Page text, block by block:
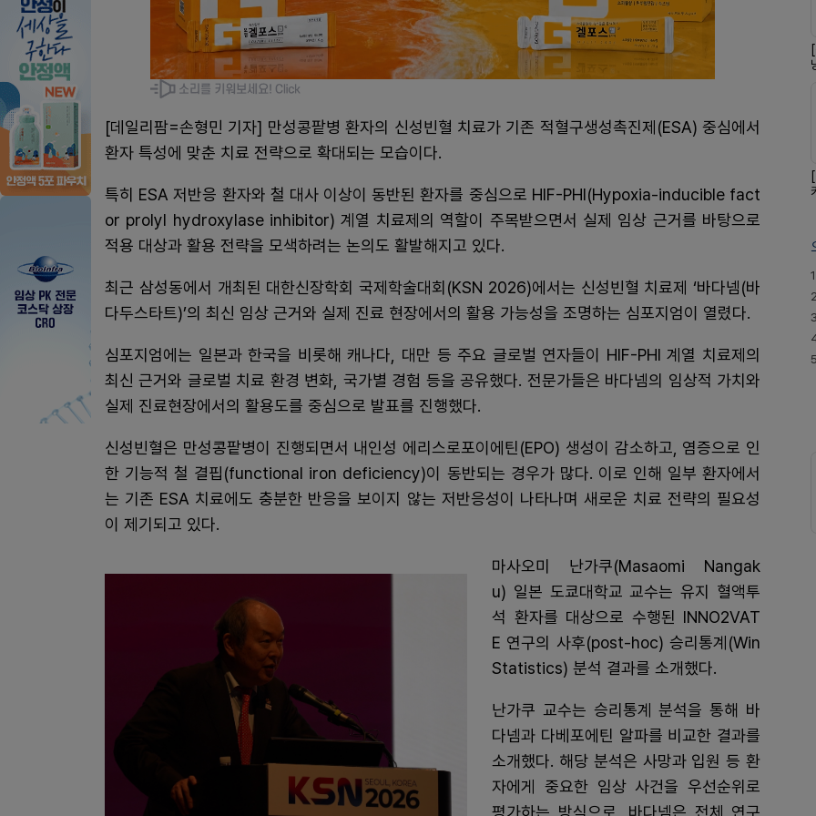
[데일리팜=손형민 기자] 만성콩팥병 환자의 신성빈혈 치료가 기존 적혈구생성촉진제(ESA) 중심에서
환자 특성에 맞춘 치료 전략으로 확대되는 모습이다.
특히 ESA 저반응 환자와 철 대사 이상이 동반된 환자를 중심으로 HIF-PHI(Hypoxia-inducible fact
or prolyl hydroxylase inhibitor) 계열 치료제의 역할이 주목받으면서 실제 임상 근거를 바탕으로
적용 대상과 활용 전략을 모색하려는 논의도 활발해지고 있다.
최근 삼성동에서 개최된 대한신장학회 국제학술대회(KSN 2026)에서는 신성빈혈 치료제 ‘바다넴(바
다두스타트)’의 최신 임상 근거와 실제 진료 현장에서의 활용 가능성을 조명하는 심포지엄이 열렸다.
심포지엄에는 일본과 한국을 비롯해 캐나다, 대만 등 주요 글로벌 연자들이 HIF-PHI 계열 치료제의
최신 근거와 글로벌 치료 환경 변화, 국가별 경험 등을 공유했다. 전문가들은 바다넴의 임상적 가치와
실제 진료현장에서의 활용도를 중심으로 발표를 진행했다.
신성빈혈은 만성콩팥병이 진행되면서 내인성 에리스로포이에틴(EPO) 생성이 감소하고, 염증으로 인
한 기능적 철 결핍(functional iron deficiency)이 동반되는 경우가 많다. 이로 인해 일부 환자에서
는 기존 ESA 치료에도 충분한 반응을 보이지 않는 저반응성이 나타나며 새로운 치료 전략의 필요성
이 제기되고 있다.
마사오미 난가쿠(Masaomi Nangak
u) 일본 도쿄대학교 교수는 유지 혈액투
석 환자를 대상으로 수행된 INNO2VAT
E 연구의 사후(post-hoc) 승리통계(Win
Statistics) 분석 결과를 소개했다.
난가쿠 교수는 승리통계 분석을 통해 바
다넴과 다베포에틴 알파를 비교한 결과를
소개했다. 해당 분석은 사망과 입원 등 환
자에게 중요한 임상 사건을 우선순위로
평가하는 방식으로, 바다넴은 전체 연구
1